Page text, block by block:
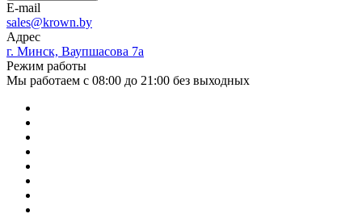
E-mail
sales@krown.by
Адрес
г. Минск, Ваупшасова 7а
Режим работы
Мы работаем с 08:00 до 21:00 без выходных